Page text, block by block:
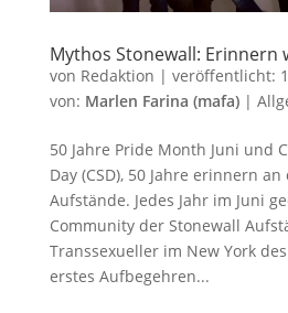
Mythos Stonewall: Erinnern
von Redaktion | veröffentlicht:
von: Marlen Farina (mafa)|
50 Jahre Pride Month Juni und
Day (CSD), 50 Jahre erinnern
Aufstände. Jedes Jahr im Juni
Community der Stonewall
Transsexueller im New York
erstes Aufbegehren...